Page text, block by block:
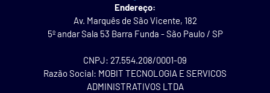
Endereço:
Av. Marquês de São Vicente, 182
5º andar Sala 53 Barra Funda - São Paulo / SP
CNPJ: 27.554.208/0001-09
Razão Social: MOBIT TECNOLOGIA E SERVICOS
ADMINISTRATIVOS LTDA